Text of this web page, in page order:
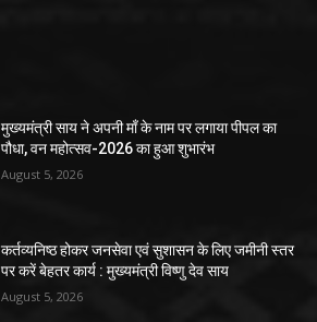
मुख्यमंत्री साय ने अपनी माँ के नाम पर लगाया पीपल का
पौधा, वन महोत्सव-2026 का हुआ शुभारंभ
August 5, 2026
कर्तव्यनिष्ठ होकर जनसेवा एवं सुशासन के लिए जमीनी स्तर
पर करें बेहतर कार्य : मुख्यमंत्री विष्णु देव साय
August 5, 2026